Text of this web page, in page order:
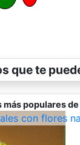
que te
más populares
con flores